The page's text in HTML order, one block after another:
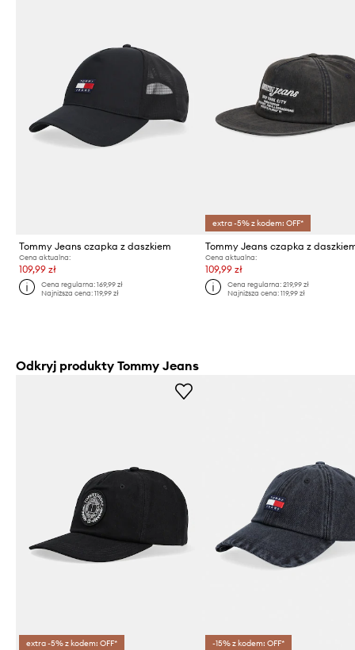
Tommy Jeans czapka z daszkiem
Cena aktualna:
109,99 zł
Cena regularna:169,99 zł
Najniższa cena:119,99 zł
extra -5% z kodem: OFF*
Cena aktualna:
109,99 zł
Cena regularna: 219,99 zł
Najniższa cena: 119,99 zł
Odkryj produkty Tommy Jeans
extra -5% z kodem: OFF* -15% z kodem: OFF*